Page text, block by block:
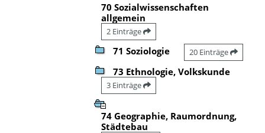
70 Sozialwissenschaften
allgemein
2 Einträge
71 Soziologie 20 Einträge
73 Ethnologie, Volkskunde
3 Einträge
74 Geographie, Raumordnung,
Städtebau